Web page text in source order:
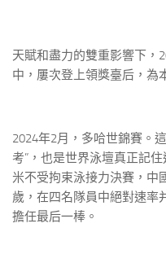
天賦和盡力的雙重影響下，
中，屢次登上領獎臺后，為
2024年2月，多哈世錦賽。
考”，也是世界泳壇真正記
米不受拘束泳接力決賽，中
歲，在四名隊員中絕對速率
擔任最后一棒。